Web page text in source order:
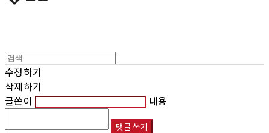
수정하기
삭제하기
글쓴이
내용
댓글 쓰기